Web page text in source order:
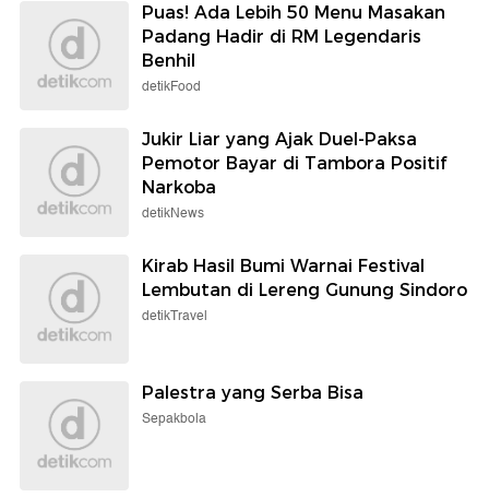
Puas! Ada Lebih 50 Menu Masakan
Padang Hadir di RM Legendaris
Benhil
detikFood
Jukir Liar yang Ajak Duel-Paksa
Pemotor Bayar di Tambora Positif
Narkoba
detikNews
Kirab Hasil Bumi Warnai Festival
Lembutan di Lereng Gunung Sindoro
detikTravel
Palestra yang Serba Bisa
Sepakbola